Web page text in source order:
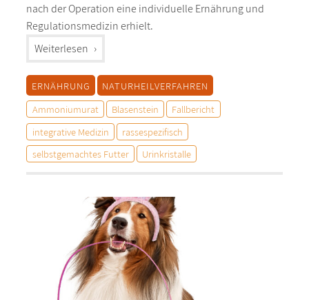
nach der Operation eine individuelle Ernährung und
Regulationsmedizin erhielt.
Weiterlesen "%s"
ERNÄHRUNG
NATURHEILVERFAHREN
Ammoniumurat
Blasenstein
Fallbericht
integrative Medizin
rassespezifisch
selbstgemachtes Futter
Urinkristalle